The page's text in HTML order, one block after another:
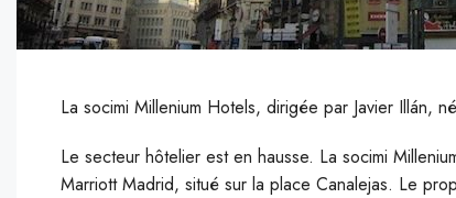
La socimi Millenium Hotels, dirigée par Javier Illán,
Le secteur hôtelier est en hausse. La socimi
Marriott Madrid, situé sur la place Canalejas. Le